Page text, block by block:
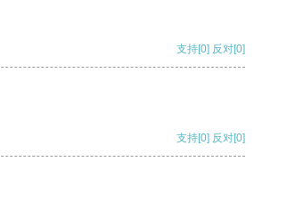
支持[0] 反对[0]
支持[0] 反对[0]